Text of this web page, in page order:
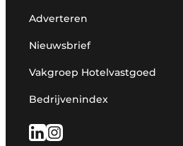
Adverteren
Nieuwsbrief
Vakgroep Hotelvastgoed
Bedrijvenindex